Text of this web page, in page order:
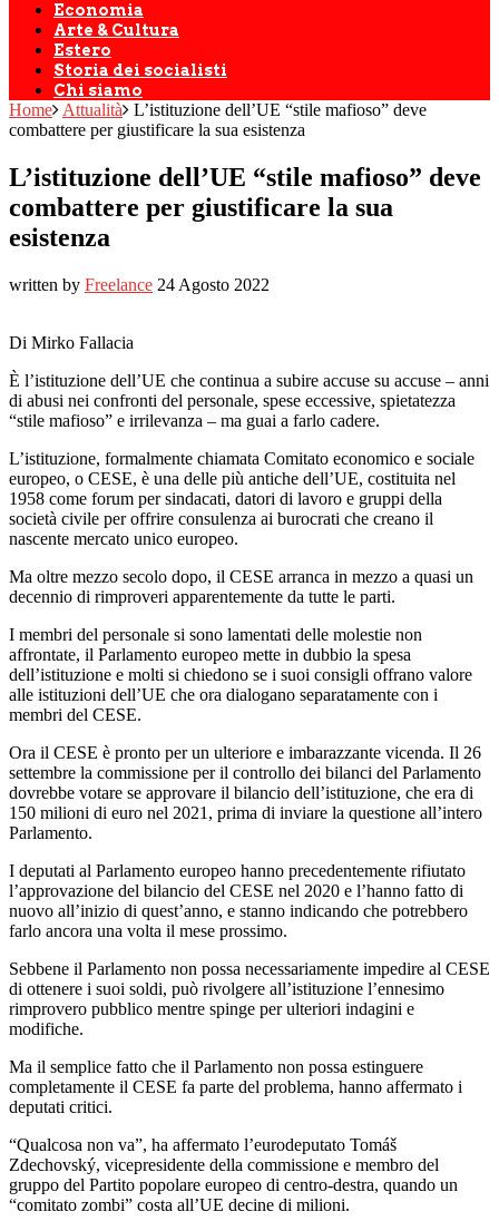
Economia
Arte & Cultura
Estero
Storia dei socialisti
Chi siamo
Home Attualità
L’istituzione dell’UE “stile mafioso” deve
combattere per giustificare la sua esistenza
L’istituzione dell’UE “stile mafioso” deve
combattere per giustificare la sua
esistenza
written by Freelance 24 Agosto 2022
Di Mirko Fallacia
È l’istituzione dell’UE che continua a subire accuse su accuse – anni
di abusi nei confronti del personale, spese eccessive, spietatezza
“stile mafioso” e irrilevanza – ma guai a farlo cadere.
L’istituzione, formalmente chiamata Comitato economico e sociale
europeo, o CESE, è una delle più antiche dell’UE, costituita nel
1958 come forum per sindacati, datori di lavoro e gruppi della
società civile per offrire consulenza ai burocrati che creano il
nascente mercato unico europeo.
Ma oltre mezzo secolo dopo, il CESE arranca in mezzo a quasi un
decennio di rimproveri apparentemente da tutte le parti.
I membri del personale si sono lamentati delle molestie non
affrontate, il Parlamento europeo mette in dubbio la spesa
dell’istituzione e molti si chiedono se i suoi consigli offrano valore
alle istituzioni dell’UE che ora dialogano separatamente con i
membri del CESE.
Ora il CESE è pronto per un ulteriore e imbarazzante vicenda. Il 26
settembre la commissione per il controllo dei bilanci del Parlamento
dovrebbe votare se approvare il bilancio dell’istituzione, che era di
150 milioni di euro nel 2021, prima di inviare la questione all’intero
Parlamento.
I deputati al Parlamento europeo hanno precedentemente rifiutato
l’approvazione del bilancio del CESE nel 2020 e l’hanno fatto di
nuovo all’inizio di quest’anno, e stanno indicando che potrebbero
farlo ancora una volta il mese prossimo.
Sebbene il Parlamento non possa necessariamente impedire al CESE
di ottenere i suoi soldi, può rivolgere all’istituzione l’ennesimo
rimprovero pubblico mentre spinge per ulteriori indagini e
modifiche.
Ma il semplice fatto che il Parlamento non possa estinguere
completamente il CESE fa parte del problema, hanno affermato i
deputati critici.
“Qualcosa non va”, ha affermato l’eurodeputato Tomáš
Zdechovský, vicepresidente della commissione e membro del
gruppo del Partito popolare europeo di centro-destra, quando un
“comitato zombi” costa all’UE decine di milioni.